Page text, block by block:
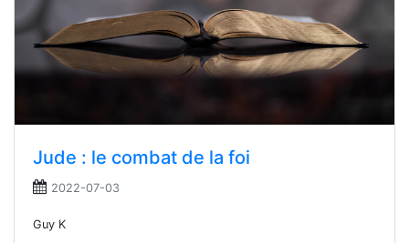
Jude : le combat de la foi
2022-07-03
Guy K